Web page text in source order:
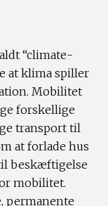
“climate-
at klima spiller
Mobilitet
forskellige
transport til
at forlade hus
beskæftigelse
mobilitet.
permanente